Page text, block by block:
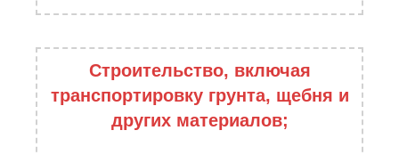
Строительство, включая
транспортировку грунта, щебня и
других материалов;